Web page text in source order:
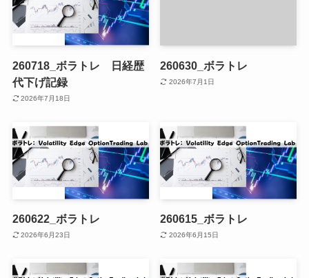
260718_ボラトレ 日経歴
代下げ記録
2026年7月18日
260630_ボラトレ
2026年7月1日
260622_ボラトレ
2026年6月23日
260615_ボラトレ
2026年6月15日